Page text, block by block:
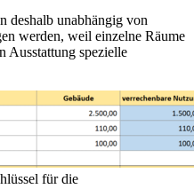
deshalb unabhängig von
werden, weil einzelne Räume
Ausstattung spezielle
für die